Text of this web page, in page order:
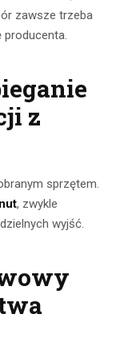
zawsze trzeba
producenta.
z
sprzętem.
, zwykle
wyjść.